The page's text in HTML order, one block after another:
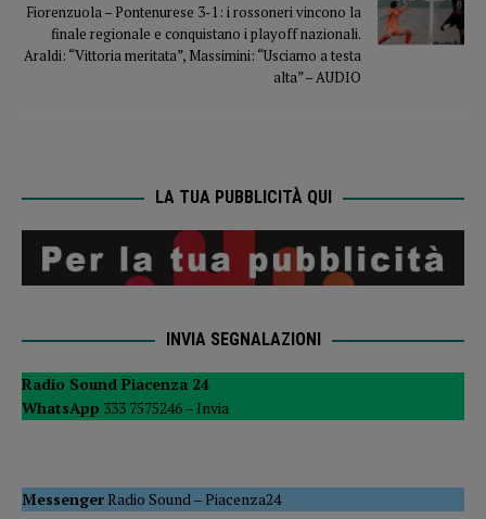
Fiorenzuola – Pontenurese 3-1: i rossoneri vincono la
finale regionale e conquistano i playoff nazionali.
Araldi: “Vittoria meritata”, Massimini: “Usciamo a testa
alta” – AUDIO
LA TUA PUBBLICITÀ QUI
INVIA SEGNALAZIONI
Radio Sound Piacenza 24
WhatsApp 333 7575246 – Invia
MessengerRadio Sound –Piacenza24